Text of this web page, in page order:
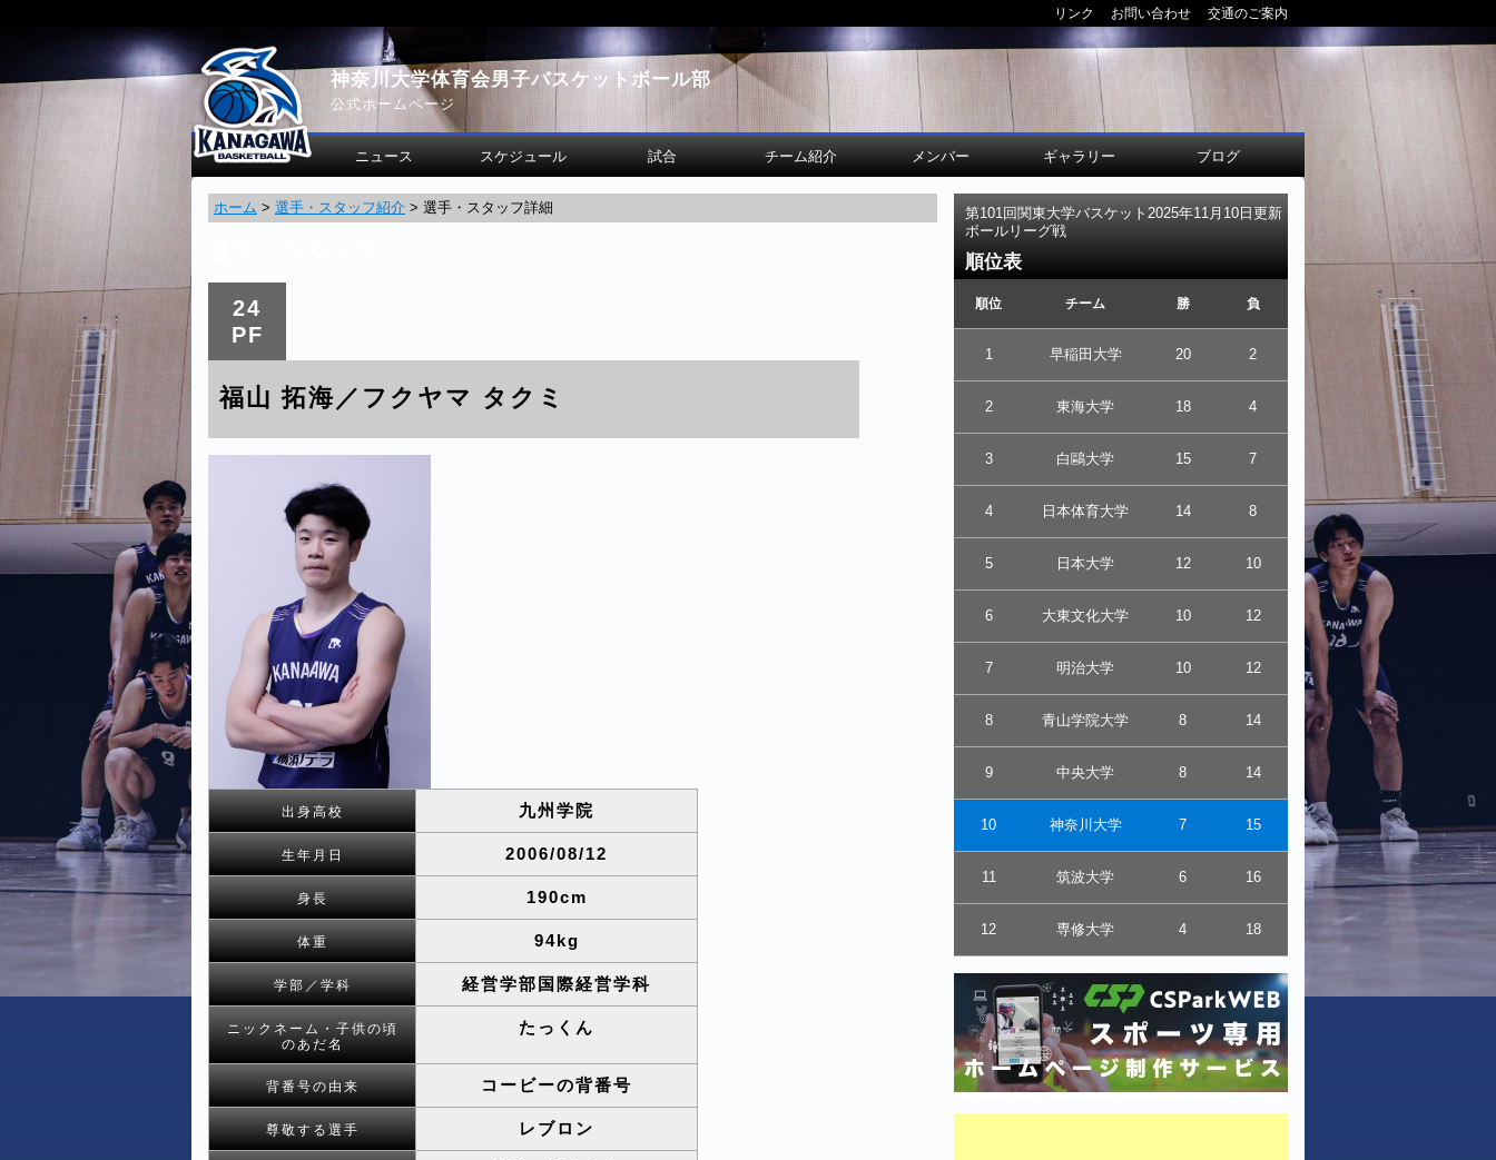
リンク お問い合わせ 交通のご案内
ニュース スケジュール 試合 チーム紹介 メンバー ギャラリー ブログ
神奈川大学体育会男子バスケットボール部
公式ホームページ
ホーム > 選手・スタッフ紹介 > 選手・スタッフ詳細
24
PF
福山 拓海／フクヤマ タクミ
出身高校 九州学院
生年月日 2006/08/12
身長 190cm
体重 94kg
学部／学科 経営学部国際経営学科
ニックネーム・子供の頃
のあだ名
たっくん
背番号の由来 コービーの背番号
尊敬する選手 レブロン
2025年11月10日更新
第101回関東大学バスケット
ボールリーグ戦
順位表
順位 チーム 勝 負
1 早稲田大学 20 2
2 東海大学 18 4
3 白鷗大学 15 7
4 日本体育大学 14 8
5 日本大学 12 10
6 大東文化大学 10 12
7 明治大学 10 12
8 青山学院大学 8 14
9 中央大学 8 14
10 神奈川大学 7 15
11 筑波大学 6 16
12 専修大学 4 18